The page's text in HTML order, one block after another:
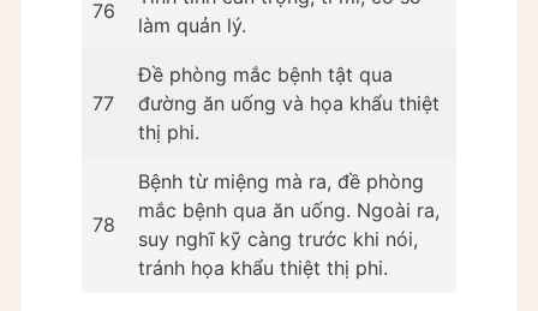
76
làm quản lý.
77
Đề phòng mắc bệnh tật qua
đường ăn uống và họa khẩu thiệt
thị phi.
78
Bệnh từ miệng mà ra, đề phòng
mắc bệnh qua ăn uống. Ngoài ra,
suy nghĩ kỹ càng trước khi nói,
tránh họa khẩu thiệt thị phi.